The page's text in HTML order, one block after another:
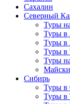
Сахалин
Северный
Туры
Туры в
Туры
Туры в
Туры
Сибирь
Туры в
Туры в